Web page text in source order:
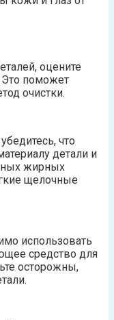
оцените
Это поможет
очистки.
что
детали и
жирных
щелочные
использовать
средство для
осторожны,